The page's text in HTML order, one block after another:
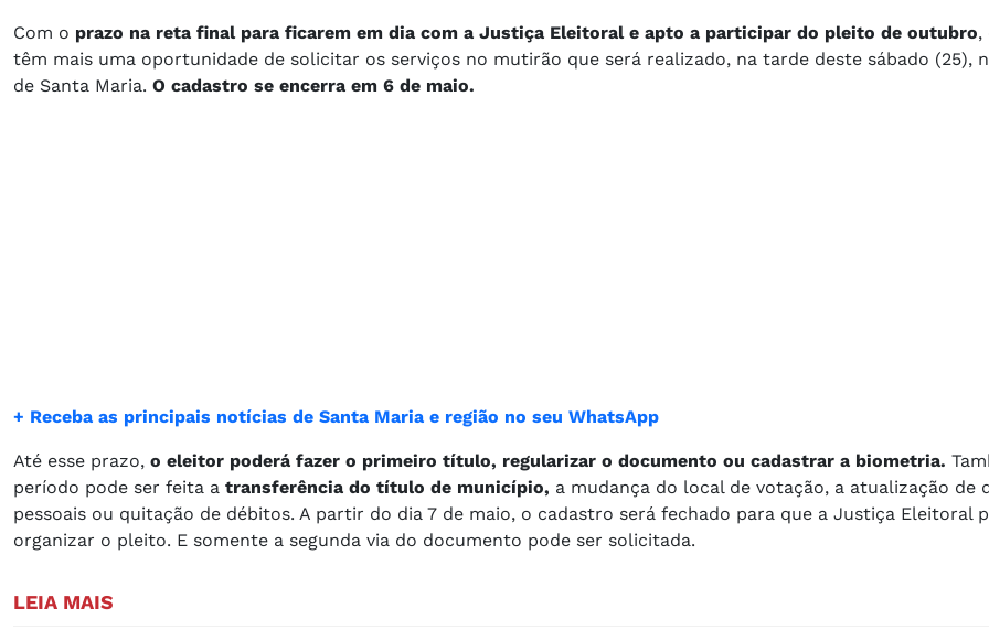
Com o prazo na reta final para ficarem em dia com a Justiça Eleitoral e apto a participar do pleito de outubro,
têm mais uma oportunidade de solicitar os serviços no mutirão que será realizado, na tarde deste sábado (25),
de Santa Maria. O cadastro se encerra em 6 de maio.
+ Receba as principais notícias de Santa Maria e região no seu WhatsApp
Até esse prazo, o eleitor poderá fazer o primeiro título, regularizar o documento ou cadastrar a biometria.
período pode ser feita a transferência do título de município, a mudança do local de votação, a atualização de
pessoais ou quitação de débitos. A partir do dia 7 de maio, o cadastro será fechado para que a Justiça Eleitoral
organizar o pleito. E somente a segunda via do documento pode ser solicitada.
LEIA MAIS